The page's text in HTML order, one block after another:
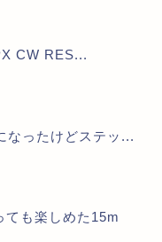
CW RES...
なったけどステッ...
も楽しめた15m